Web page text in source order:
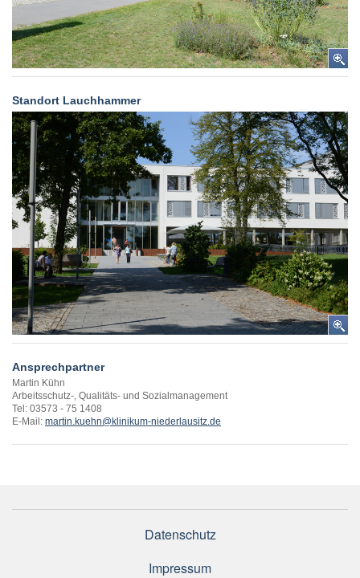
Standort Lauchhammer
Ansprechpartner
Martin Kühn
Arbeitsschutz-, Qualitäts- und Sozialmanagement
Tel: 03573 - 75 1408
E-Mail: martin.kuehn@klinikum-niederlausitz.de
Datenschutz
Impressum